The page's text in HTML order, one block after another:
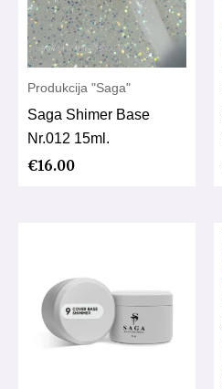
Produkcija "Saga"
Saga Shimer Base
Nr.012 15ml.
€16.00